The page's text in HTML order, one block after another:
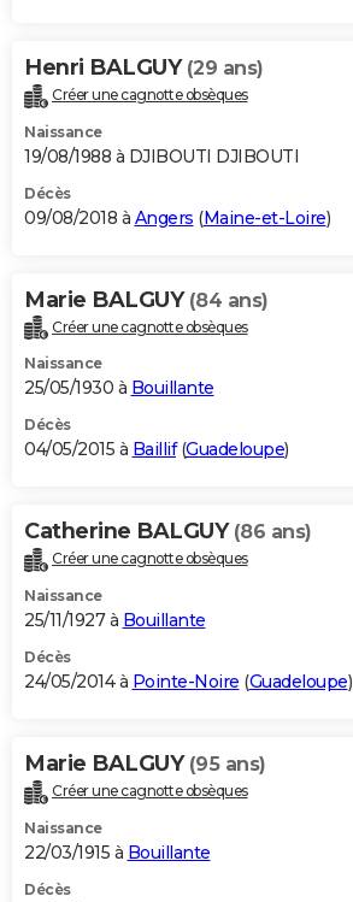
Henri BALGUY (29 ans)
Créer une cagnotte obsèques
Naissance
19/08/1988 à DJIBOUTI DJIBOUTI
Décès
09/08/2018 à Angers (Maine-et-Loire)
Marie BALGUY (84 ans)
Créer une cagnotte obsèques
Naissance
25/05/1930 à Bouillante
Décès
04/05/2015 à Baillif(Guadeloupe)
Catherine BALGUY (86 ans)
Créer une cagnotte obsèques
Naissance
25/11/1927 à Bouillante
Décès
24/05/2014 à Pointe-Noire (Guadeloupe)
Marie BALGUY (95 ans)
Créer une cagnotte obsèques
Naissance
22/03/1915 à Bouillante
Décès